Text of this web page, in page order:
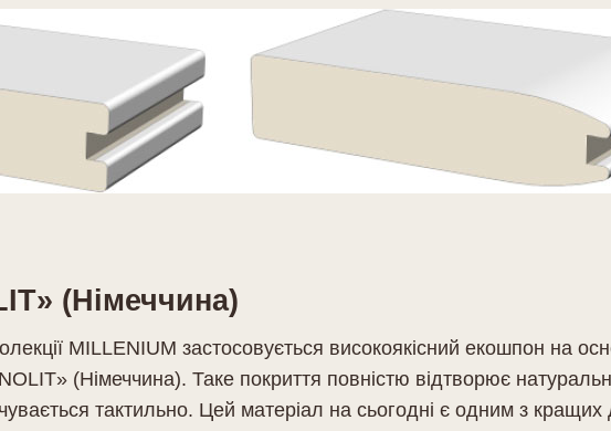
(Німеччина)
MILLENIUM застосовується високоякісний екошпон на
(Німеччина). Таке покриття повністю відтворює
тактильно. Цей матеріал на сьогодні є одним з